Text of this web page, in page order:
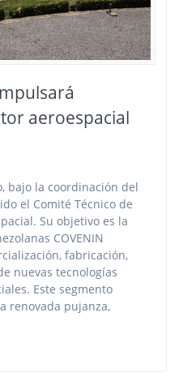
aeroespacial
bajo la coordinación del
el Comité Técnico de
Su objetivo es la
COVENIN
fabricación,
nuevas tecnologías
Este segmento
renovada pujanza,